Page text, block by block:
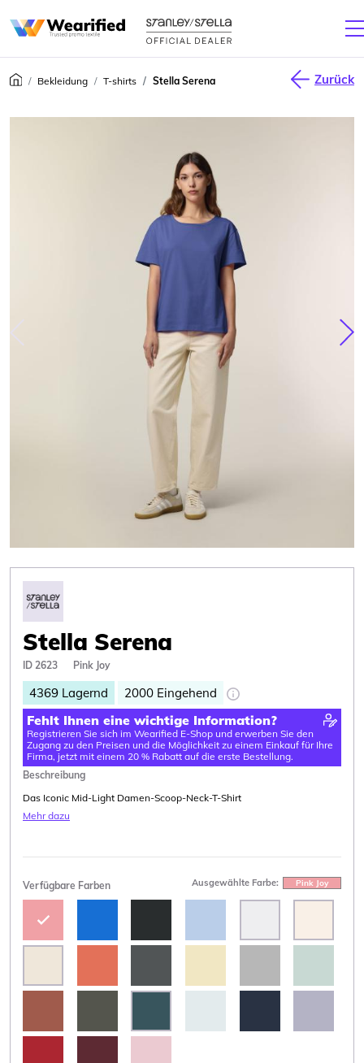
Bekleidung T-shirts Stella Serena Zurück
Stella Serena
ID 2623 Pink Joy
4369 Lagernd 2000 Eingehend
Fehlt Ihnen eine wichtige Information?
Registrieren Sie sich im Wearified E-Shop und erwerben Sie den
Zugang zu den Preisen und die Möglichkeit zu einem Einkauf für Ihre
Firma, jetzt mit einem 20 % Rabatt auf die erste Bestellung.
Beschreibung
Das Iconic Mid-Light Damen-Scoop-Neck-T-Shirt
Mehr dazu
Verfügbare Farben Ausgewählte Farbe: Pink Joy